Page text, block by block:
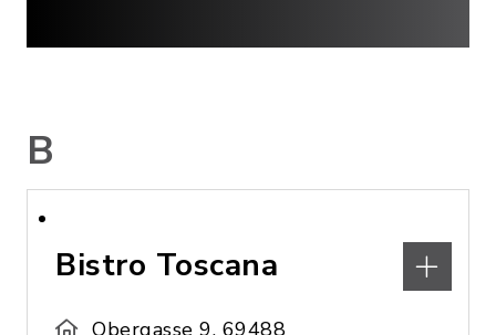
B
Bistro Toscana
Obergasse 9, 69488